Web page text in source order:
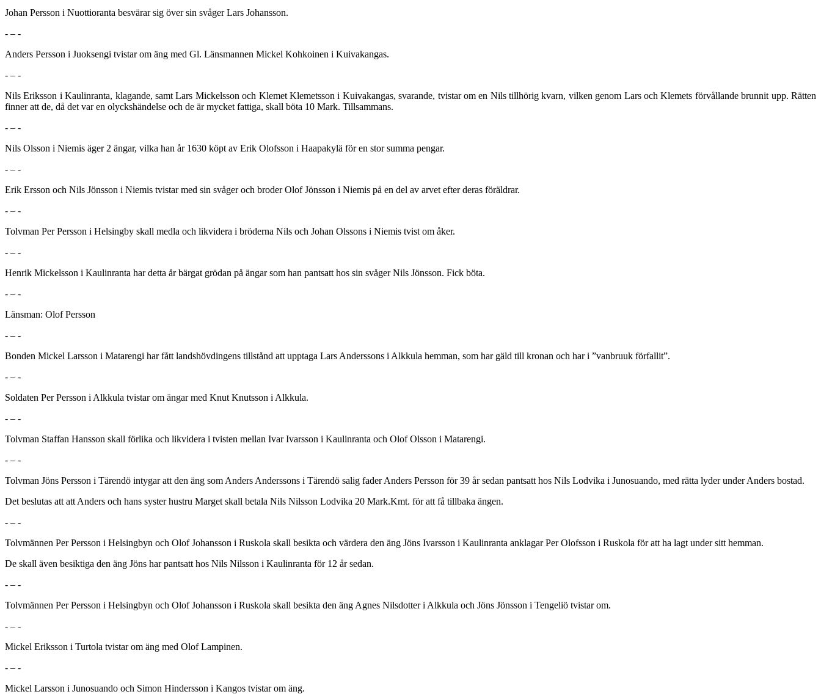
Johan Persson i Nuottioranta besvärar sig över sin svåger Lars Johansson.
- – -
Anders Persson i Juoksengi tvistar om äng med Gl. Länsmannen Mickel Kohkoinen i Kuivakangas.
- – -
Nils Eriksson i Kaulinranta, klagande, samt Lars Mickelsson och Klemet Klemetsson i Kuivakangas, svarande, tvistar om en Nils tillhörig kvarn, vilken genom Lars och Klemets förvållande brunnit upp. Rätten
finner att de, då det var en olyckshändelse och de är mycket fattiga, skall böta 10 Mark. Tillsammans.
- – -
Nils Olsson i Niemis äger 2 ängar, vilka han år 1630 köpt av Erik Olofsson i Haapakylä för en stor summa pengar.
- – -
Erik Ersson och Nils Jönsson i Niemis tvistar med sin svåger och broder Olof Jönsson i Niemis på en del av arvet efter deras föräldrar.
- – -
Tolvman Per Persson i Helsingby skall medla och likvidera i bröderna Nils och Johan Olssons i Niemis tvist om åker.
- – -
Henrik Mickelsson i Kaulinranta har detta år bärgat grödan på ängar som han pantsatt hos sin svåger Nils Jönsson. Fick böta.
- – -
Länsman: Olof Persson
- – -
Bonden Mickel Larsson i Matarengi har fått landshövdingens tillstånd att upptaga Lars Anderssons i Alkkula hemman, som har gäld till kronan och har i ”vanbruuk förfallit”.
- – -
Soldaten Per Persson i Alkkula tvistar om ängar med Knut Knutsson i Alkkula.
- – -
Tolvman Staffan Hansson skall förlika och likvidera i tvisten mellan Ivar Ivarsson i Kaulinranta och Olof Olsson i Matarengi.
- – -
Tolvman Jöns Persson i Tärendö intygar att den äng som Anders Anderssons i Tärendö salig fader Anders Persson för 39 år sedan pantsatt hos Nils Lodvika i Junosuando, med rätta lyder under Anders bostad.
Det beslutas att att Anders och hans syster hustru Marget skall betala Nils Nilsson Lodvika 20 Mark.Kmt. för att få tillbaka ängen.
- – -
Tolvmännen Per Persson i Helsingbyn och Olof Johansson i Ruskola skall besikta och värdera den äng Jöns Ivarsson i Kaulinranta anklagar Per Olofsson i Ruskola för att ha lagt under sitt hemman.
De skall även besiktiga den äng Jöns har pantsatt hos Nils Nilsson i Kaulinranta för 12 år sedan.
- – -
Tolvmännen Per Persson i Helsingbyn och Olof Johansson i Ruskola skall besikta den äng Agnes Nilsdotter i Alkkula och Jöns Jönsson i Tengeliö tvistar om.
- – -
Mickel Eriksson i Turtola tvistar om äng med Olof Lampinen.
- – -
Mickel Larsson i Junosuando och Simon Hindersson i Kangos tvistar om äng.